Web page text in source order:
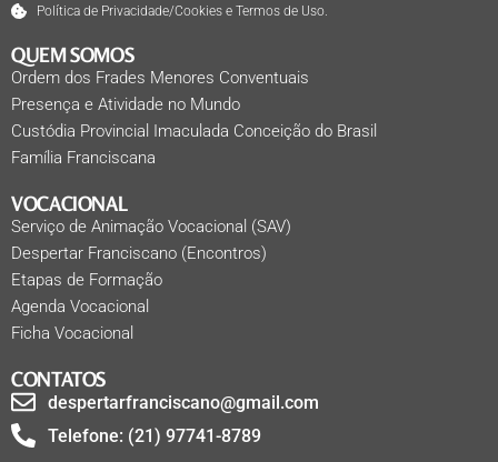
Política de Privacidade/Cookies e Termos de Uso.
QUEM SOMOS
Ordem dos Frades Menores Conventuais
Presença e Atividade no Mundo
Custódia Provincial Imaculada Conceição do Brasil
Família Franciscana
VOCACIONAL
Serviço de Animação Vocacional (SAV)
Despertar Franciscano (Encontros)
Etapas de Formação
Agenda Vocacional
Ficha Vocacional
CONTATOS
despertarfranciscano@gmail.com
Telefone: (21) 97741-8789